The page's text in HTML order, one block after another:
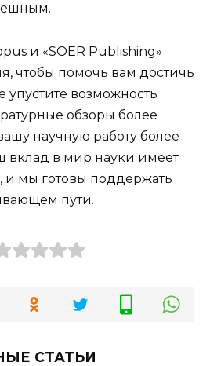
и «SOER Publishing»
чтобы помочь вам достичь
упустите возможность
обзоры более
научную работу более
вклад в мир науки имеет
и мы готовы поддержать
пути.
СТАТЬИ